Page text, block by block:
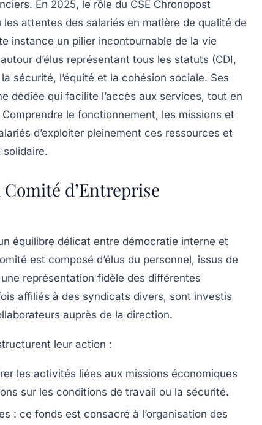
En 2025, le rôle du CSE Chronopost
attentes des salariés en matière de qualité de
instance un pilier incontournable de la vie
d’élus représentant tous les statuts (CDI,
sécurité, l’équité et la cohésion sociale. Ses
dédiée qui facilite l’accès aux services, tout en
le fonctionnement, les missions et
d’exploiter pleinement ces ressources et
solidaire.
d’Entreprise
équilibre délicat entre démocratie interne et
est composé d’élus du personnel, issus de
représentation fidèle des différentes
affiliés à des syndicats divers, sont investis
auprès de la direction.
leur action :
les activités liées aux missions économiques
sur les conditions de travail ou la sécurité.
: ce fonds est consacré à l’organisation des